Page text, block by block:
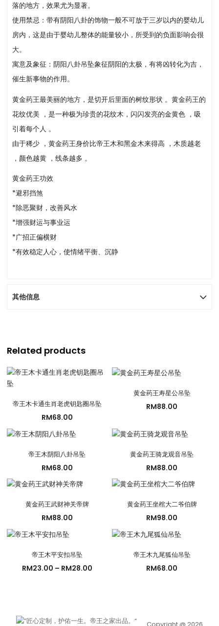
落的地方，效果尤为显著。
使用禁忌：带有阴阳八卦的饰物一般不可放于三岁以内的婴幼儿
房内，这是由于婴幼儿整体的能量较小，所受到的负面影响会很
大。
寓意及象征：阴阳八卦吊坠象征阴阳的太极，有将凶转化为吉，
催生新事物的作用。
黄金药王最美丽的地方，是切开后里面的树纹形状 。黄金药王的
花纹优美 ，是一种极为珍贵的花纹木，闪闪发亮的金黄色 ，吸
引着每个人 。
由于稀少 ，黄金药王身价比帝王木和黑金木来得高 ，木质越老
，颜色越黄 ，线条越多 。
黄金药王功效
*避邪挡煞
*除恶聚财，改善风水
*增强财运与事业运
*广招正偏横财
*有效稳定人心，使情绪平衡、沉静
其他信息
Related products
帝王木卡通生肖老虎钥匙圈吊坠
RM68.00
黄金药王寿星公吊坠
RM88.00
帝王木阴阳八卦吊坠
RM68.00
黄金药王骑龙观音吊坠
RM88.00
黄金药王武财神关帝牌
RM88.00
黄金药王坐棺大二爷伯牌
RM98.00
帝王木平安扣吊坠
RM23.00 – RM28.00价
至
帝王木九尾狐仙吊坠
RM68.00